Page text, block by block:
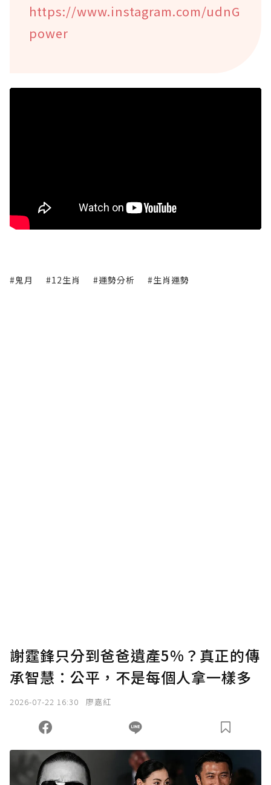
https://www.instagram.com/udnG
power
#鬼月 #12生肖 #運勢分析 #生肖運勢
謝霆鋒只分到爸爸遺產5%？真正的傳
承智慧：公平，不是每個人拿一樣多
2026-07-22 16:30 廖嘉紅